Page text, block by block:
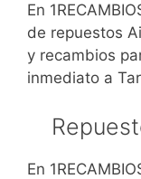
En
de repuestos
y recambios
inmediato a
En